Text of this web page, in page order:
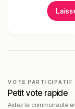
VOTE PARTICIPATIF
Petit vote rapide
Aidez la communauté